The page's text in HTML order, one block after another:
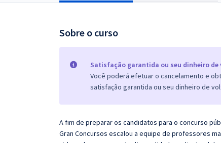
Blog
Sobre o curso
Satisfação garantida ou seu dinheiro de
Você poderá efetuar o cancelamento e
satisfação garantida ou seu dinheiro de
A fim de preparar os candidatos para o concurso
Gran Concursos escalou a equipe de professores